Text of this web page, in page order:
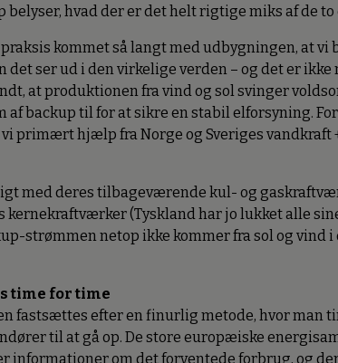
belyser, hvad der er det helt rigtige miks af de
kommet så langt med udbygningen, at vi
det ser ud i den virkelige verden – og det er
at produktionen fra vind og sol svinger
af backup til for at sikre en stabil elforsyning.
primært hjælp fra Norge og Sveriges vandkraft
med deres tilbageværende kul- og
(Tyskland har jo lukket alle
strømmen netop ikke kommer fra sol og vind
time for time
fastsættes efter en finurlig metode, hvor man
til at gå op. De store europæiske
informationer om det forventede forbrug, og